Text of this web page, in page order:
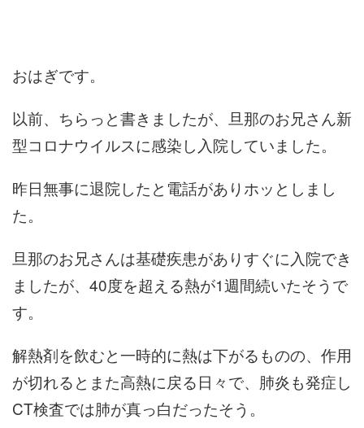
おはぎです。
以前、ちらっと書きましたが、旦那のお兄さん新
型コロナウイルスに感染し入院していました。
昨日無事に退院したと電話がありホッとしまし
た。
旦那のお兄さんは基礎疾患がありすぐに入院でき
ましたが、40度を超える熱が1週間続いたそうで
す。
解熱剤を飲むと一時的に熱は下がるものの、作用
が切れるとまた高熱に戻る日々で、肺炎も発症し
CT検査では肺が真っ白だったそう。